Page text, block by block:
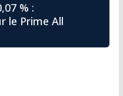
% :
le Prime All